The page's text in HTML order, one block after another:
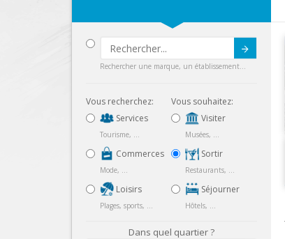
Rechercher une marque, un établissement...
Vous recherchez:
Services
Tourisme, ...
Commerces
Mode, ...
Loisirs
Plages, sports, ...
Vous souhaitez:
Visiter
Musées, ...
Sortir
Restaurants, ...
Séjourner
Hôtels, ...
Dans quel quartier ?